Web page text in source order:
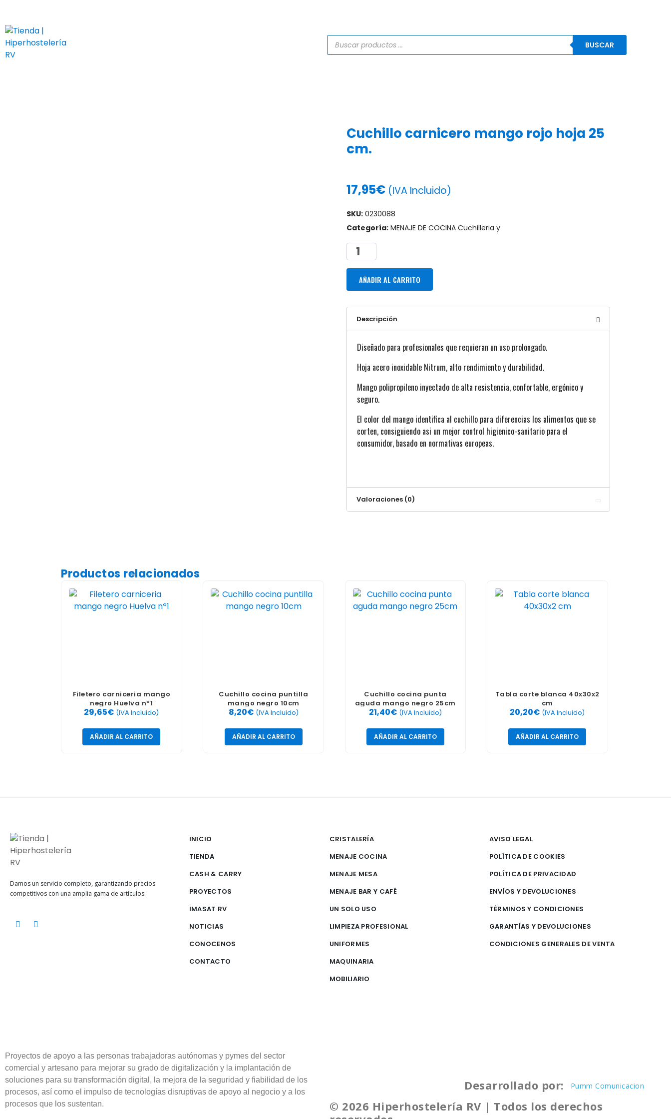
BUSCAR
Cuchillo carnicero mango rojo hoja 25
cm.
17,95€ (IVA Incluido)
SKU: 0230088
Categoría: MENAJE DE COCINA Cuchilleria y
AÑADIR AL CARRITO
Descripción
Diseñado para profesionales que requieran un uso prolongado.
Hoja acero inoxidable Nitrum, alto rendimiento y durabilidad.
Mango polipropileno inyectado de alta resistencia, confortable, ergónico y
seguro.
El color del mango identifica al cuchillo para diferencias los alimentos que se
corten, consiguiendo asi un mejor control higienico-sanitario para el
consumidor, basado en normativas europeas.
Valoraciones (0)
Productos relacionados
Filetero carniceria mango
negro Huelva nº1
29,65€ (IVA Incluido)
AÑADIR AL CARRITO
Cuchillo cocina puntilla
mango negro 10cm
8,20€ (IVA Incluido)
AÑADIR AL CARRITO
Cuchillo cocina punta
aguda mango negro 25cm
21,40€ (IVA Incluido)
AÑADIR AL CARRITO
Tabla corte blanca 40x30x2
cm
20,20€ (IVA Incluido)
AÑADIR AL CARRITO
Damos un servicio completo, garantizando precios
competitivos con una amplia gama de artículos.
INICIO
TIENDA
CASH & CARRY
PROYECTOS
IMASAT RV
NOTICIAS
CONOCENOS
CONTACTO
CRISTALERÍA
MENAJE COCINA
MENAJE MESA
MENAJE BAR Y CAFÉ
UN SOLO USO
LIMPIEZA PROFESIONAL
UNIFORMES
MAQUINARIA
MOBILIARIO
AVISO LEGAL
POLÍTICA DE COOKIES
POLÍTICA DE PRIVACIDAD
ENVÍOS Y DEVOLUCIONES
TÉRMINOS Y CONDICIONES
GARANTÍAS Y DEVOLUCIONES
CONDICIONES GENERALES DE VENTA
Proyectos de apoyo a las personas trabajadoras autónomas y pymes del sector
comercial y artesano para mejorar su grado de digitalización y la implantación de
soluciones para su transformación digital, la mejora de la seguridad y fiabilidad de los
procesos, así como el impulso de tecnologías disruptivas de apoyo al negocio y a los
procesos que los sustentan.
Desarrollado por: Pumm Comunicacion
© 2026 Hiperhostelería RV | Todos los derechos